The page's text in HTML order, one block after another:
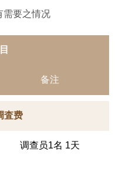
需要之情况
备注
査费
调查员1名 1天